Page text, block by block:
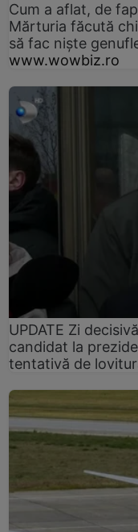
Cum a aflat, de
Mărturia făcută
să fac niște
www.wowbiz.ro
UPDATE Zi
candidat la
tentativă de